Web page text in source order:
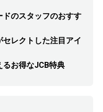
ドのスタッフのおすす
レクトした注目アイ
るお得なJCB特典